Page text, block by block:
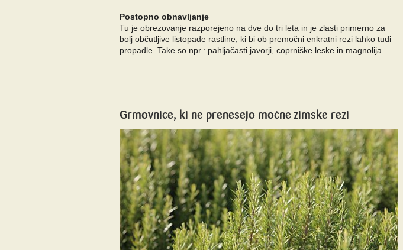
Postopno obnavljanje
Tu je obrezovanje razporejeno na dve do tri leta in je zlasti primerno za
bolj občutljive listopade rastline, ki bi ob premočni enkratni rezi lahko tudi
propadle. Take so npr.: pahljačasti javorji, coprniške leske in magnolija.
Grmovnice, ki ne prenesejo močne zimske rezi